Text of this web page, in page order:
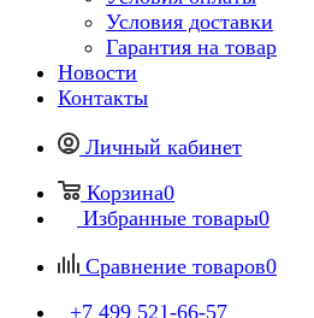
Условия доставки
Гарантия на товар
Новости
Контакты
Личный кабинет
Корзина0
Избранные товары0
Сравнение товаров0
+7 499 521-66-57